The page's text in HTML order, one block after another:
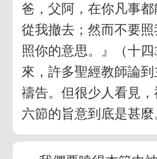
爸，父阿，在你凡事
從我撤去；然而不要
照你的意思。』（十
來，許多聖經教師論
禱告。但很少人看見
六節的旨意到底是甚麼